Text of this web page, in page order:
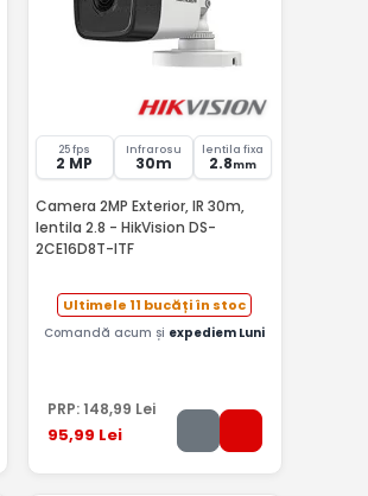
25 fps
2 MP
Infrarosu
30m
lentila fixa
2.8mm
Camera 2MP Exterior, IR 30m,
lentila 2.8 - HikVision DS-
2CE16D8T-ITF
Ultimele 11 bucăți în stoc
Comandă acum și expediem Luni
PRP: 148,99 Lei
95,99 Lei